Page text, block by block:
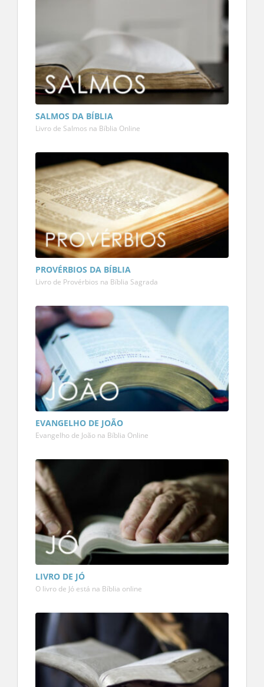
SALMOS DA BÍBLIA
Livro de Salmos na Bíblia Online
PROVÉRBIOS DA BÍBLIA
Livro de Provérbios na Bíblia Sagrada
EVANGELHO DE JOÃO
Evangelho de João na Bíblia Online
LIVRO DE JÓ
O livro de Jó está na Bíblia online